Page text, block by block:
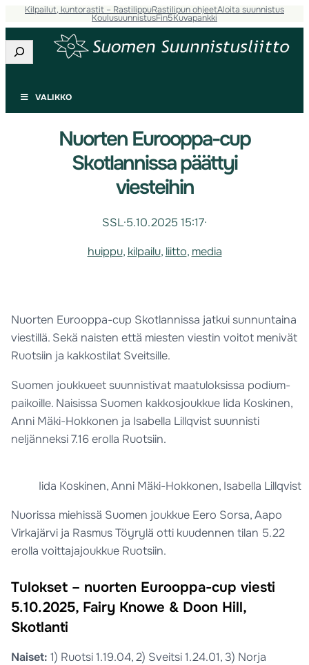
Kilpailut, kuntorastit – RastilippuRastilipun ohjeetAloita suunnistus
KoulusuunnistusFin5Kuvapankki
Etsi
VALIKKO
Nuorten Eurooppa-cup
Skotlannissa päättyi
viesteihin
SSL·5.10.2025 15:17·
huippu, kilpailu, liitto, media
Nuorten Eurooppa-cup Skotlannissa jatkui sunnuntaina
viestillä. Sekä naisten että miesten viestin voitot menivät
Ruotsiin ja kakkostilat Sveitsille.
Suomen joukkueet suunnistivat maatuloksissa podium-
paikoille. Naisissa Suomen kakkosjoukkue Iida Koskinen,
Anni Mäki-Hokkonen ja Isabella Lillqvist suunnisti
neljänneksi 7.16 erolla Ruotsiin.
Iida Koskinen, Anni Mäki-Hokkonen, Isabella Lillqvist
Nuorissa miehissä Suomen joukkue Eero Sorsa, Aapo
Virkajärvi ja Rasmus Töyrylä otti kuudennen tilan 5.22
erolla voittajajoukkue Ruotsiin.
Tulokset – nuorten Eurooppa-cup viesti
5.10.2025, Fairy Knowe & Doon Hill,
Skotlanti
Naiset:1) Ruotsi 1.19.04, 2) Sveitsi 1.24.01, 3) Norja